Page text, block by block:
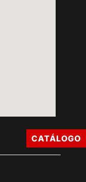
CATÁLOGO